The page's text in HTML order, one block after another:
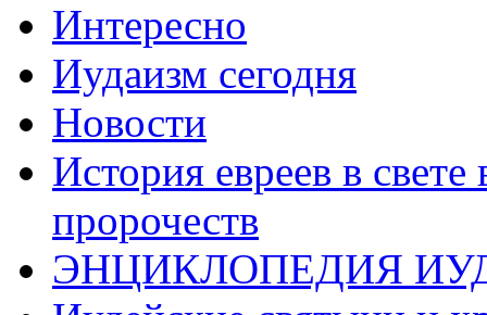
Интересно
Иудаизм сегодня
Новости
История евреев в
пророчеств
ЭНЦИКЛОПЕДИЯ